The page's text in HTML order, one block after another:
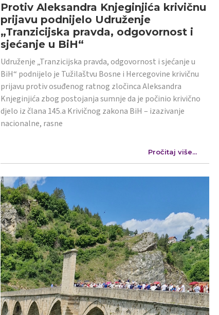
Protiv Aleksandra Knjeginjića krivičnu
prijavu podnijelo Udruženje
„Tranzicijska pravda, odgovornost i
sjećanje u BiH“
Udruženje „Tranzicijska pravda, odgovornost i sjećanje u
BiH“ podnijelo je Tužilaštvu Bosne i Hercegovine krivičnu
prijavu protiv osuđenog ratnog zločinca Aleksandra
Knjeginjića zbog postojanja sumnje da je počinio krivično
djelo iz člana 145.a Krivičnog zakona BiH – izazivanje
nacionalne, rasne
Pročitaj više...